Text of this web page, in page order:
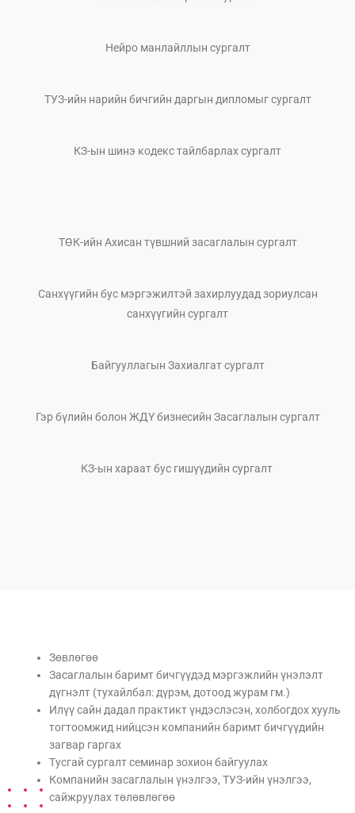
Нейро манлайллын сургалт
ТУЗ-ийн нарийн бичгийн даргын дипломыг сургалт
КЗ-ын шинэ кодекс тайлбарлах сургалт
ТӨК-ийн Ахисан түвшний засаглалын сургалт
Санхүүгийн бус мэргэжилтэй захирлуудад зориулсан
санхүүгийн сургалт
Байгууллагын Захиалгат сургалт
Гэр бүлийн болон ЖДҮ бизнесийн Засаглалын сургалт
КЗ-ын хараат бус гишүүдийн сургалт
Зөвлөгөө
Засаглалын баримт бичгүүдэд мэргэжлийн үнэлэлт
дүгнэлт (тухайлбал: дүрэм, дотоод журам гм.)
Илүү сайн дадал практикт үндэслэсэн, холбогдох хууль
тогтоомжид нийцсэн компанийн баримт бичгүүдийн
загвар гаргах
Тусгай сургалт семинар зохион байгуулах
Компанийн засаглалын үнэлгээ, ТУЗ-ийн үнэлгээ,
сайжруулах төлөвлөгөө